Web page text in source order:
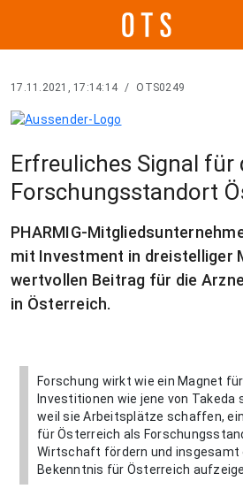
17.11.2021, 17:14:14 / OTS0249
Erfreuliches Signal für
Forschungsstandort
PHARMIG-
mit Investment in dreistelliger
wertvollen Beitrag für die
in Österreich.
Forschung wirkt wie ein Magnet für
Investitionen wie jene von Takeda
weil sie Arbeitsplätze schaffen,
für Österreich als
Wirtschaft fördern und insgesamt
Bekenntnis für Österreich